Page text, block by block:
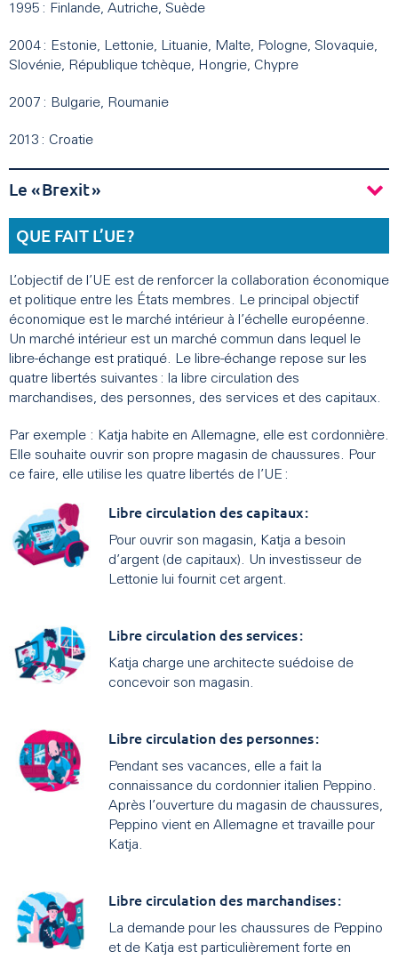
1995 : Finlande, Autriche, Suède
2004 : Estonie, Lettonie, Lituanie, Malte, Pologne, Slovaquie,
Slovénie, République tchèque, Hongrie, Chypre
2007 : Bulgarie, Roumanie
2013 : Croatie
Le « Brexit »
QUE FAIT L’UE ?
L’objectif de l’UE est de renforcer la collaboration économique
et politique entre les États membres. Le principal objectif
économique est le marché intérieur à l’échelle européenne.
Un marché intérieur est un marché commun dans lequel le
libre-échange est pratiqué. Le libre-échange repose sur les
quatre libertés suivantes : la libre circulation des
marchandises, des personnes, des services et des capitaux.
Par exemple : Katja habite en Allemagne, elle est cordonnière.
Elle souhaite ouvrir son propre magasin de chaussures. Pour
ce faire, elle utilise les quatre libertés de l’UE :
Libre circulation des capitaux :
Pour ouvrir son magasin, Katja a besoin
d’argent (de capitaux). Un investisseur de
Lettonie lui fournit cet argent.
Libre circulation des services :
Katja charge une architecte suédoise de
concevoir son magasin.
Libre circulation des personnes :
Pendant ses vacances, elle a fait la
connaissance du cordonnier italien Peppino.
Après l’ouverture du magasin de chaussures,
Peppino vient en Allemagne et travaille pour
Katja.
Libre circulation des marchandises :
La demande pour les chaussures de Peppino
et de Katja est particulièrement forte en